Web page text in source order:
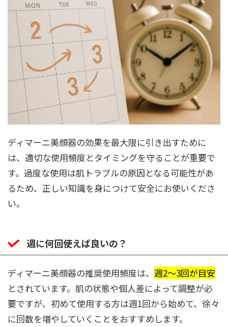
ディマーニ美顔器の効果を最大限に引き出すために
は、適切な使用頻度とタイミングを守ることが重要で
す。過度な使用は肌トラブルの原因となる可能性があ
るため、正しい知識を身につけて安全にお使いくださ
い。
週に何回使えば良いの？
ディマーニ美顔器の推奨使用頻度は、 週2〜3回が目安
とされています。肌の状態や個人差によって調整が必
要ですが、初めて使用する方は週1回から始めて、徐々
に回数を増やしていくことをおすすめします。